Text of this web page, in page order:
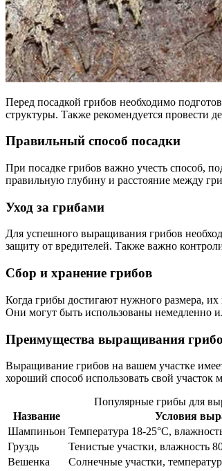
Перед посадкой грибов необходимо
структуры. Также рекомендуется провести
Правильный способ посадки
При посадке грибов важно учесть способ,
правильную глубину и расстояние между
Уход за грибами
Для успешного выращивания грибов
защиту от вредителей. Также важно
Сбор и хранение грибов
Когда грибы достигают нужного размера,
Они могут быть использованы немедленно
Преимущества выращивания
Выращивание грибов на вашем участке
хороший способ использовать свой
Популярные грибы для
Название
Условия
Шампиньон Температура 18-25°С,
Груздь
Тенистые участки, влажность
Вешенка
Солнечные участки,